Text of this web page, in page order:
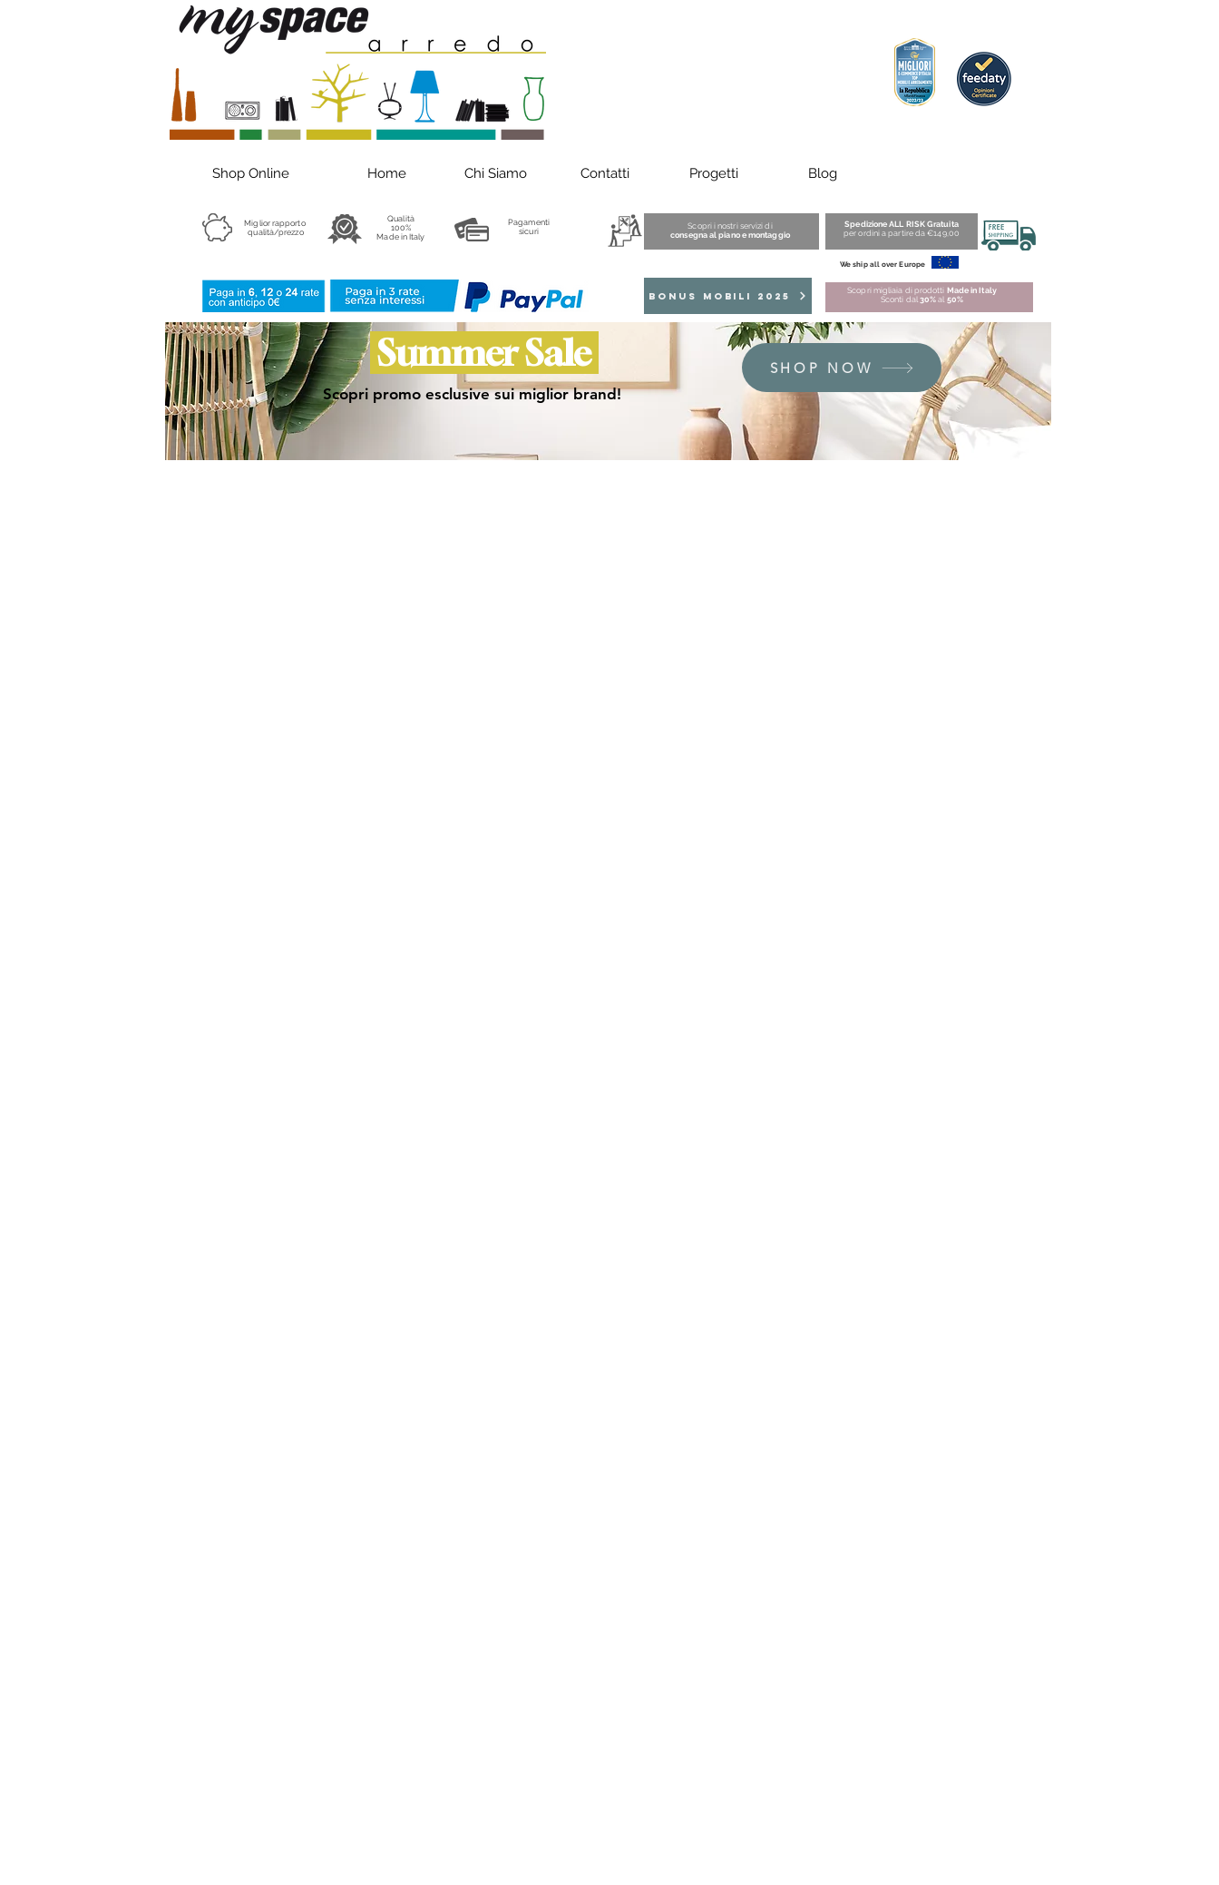
Shop Online Home Chi Siamo Contatti Progetti Blog
Miglior rapporto
qualità/prezzo
Qualità
100%
Made in Italy
Pagamenti
sicuri
Scopri i nostri servizi di
consegna al piano e montaggio
Spedizione ALL RISK Gratuita
per ordini a partire da €149,00
We ship all over Europe
BONUS MOBILI 2025 Scopri migliaia di prodotti Made in Italy
Sconti dal30% al 50%
Summer Sale
Scopri promo esclusive sui miglior brand!
SHOP NOW